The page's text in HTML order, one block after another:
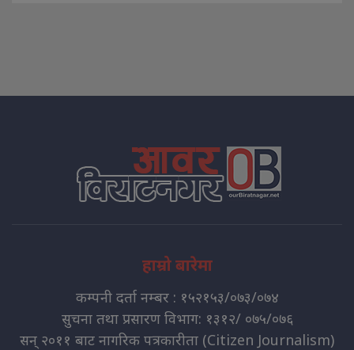
हाम्रो बारेमा
कम्पनी दर्ता नम्बर : १५२१५३/०७३/०७४
सुचना तथा प्रसारण विभाग: १३१२/ ०७५/०७६
सन् २०११ बाट नागरिक पत्रकारीता (Citizen Journalism)